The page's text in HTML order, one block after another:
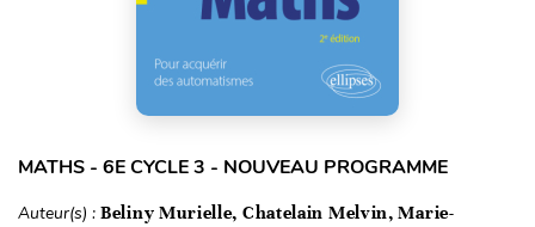
MATHS - 6E CYCLE 3 - NOUVEAU PROGRAMME
Auteur(s) : Beliny Murielle, Chatelain Melvin, Marie-